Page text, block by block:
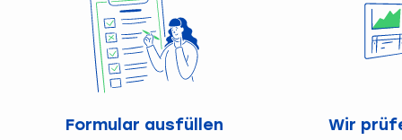
Formular ausfüllen Wir